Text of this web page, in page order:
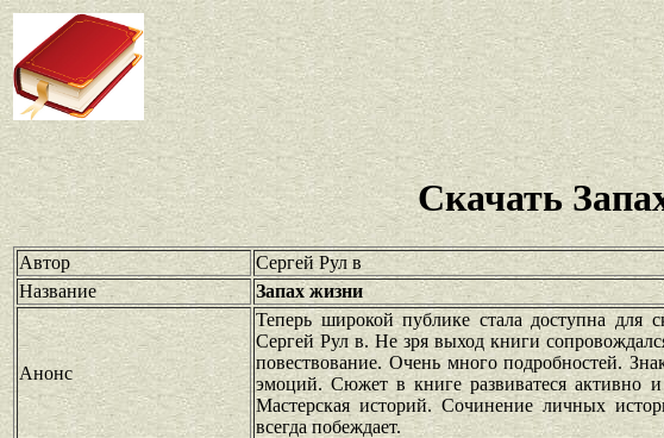
Скачать
Автор
Сергей Рул в
Название
Запах жизни
Анонс
Теперь широкой публике стала доступна для
Сергей Рул в. Не зря выход книги
повествование. Очень много подробностей.
эмоций. Сюжет в книге развиватеся активно и
Мастерская историй. Сочинение личных
всегда побеждает.